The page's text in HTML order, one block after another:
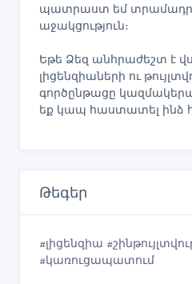
պատրաստ եմ
աջակցություն։
Եթե Ձեզ անհրաժեշտ է
լիցենզիաների ու
գործընթացը
եք կապ հաստատել ինձ
Թեգեր
#լիցենզիա
#կառուցապատում